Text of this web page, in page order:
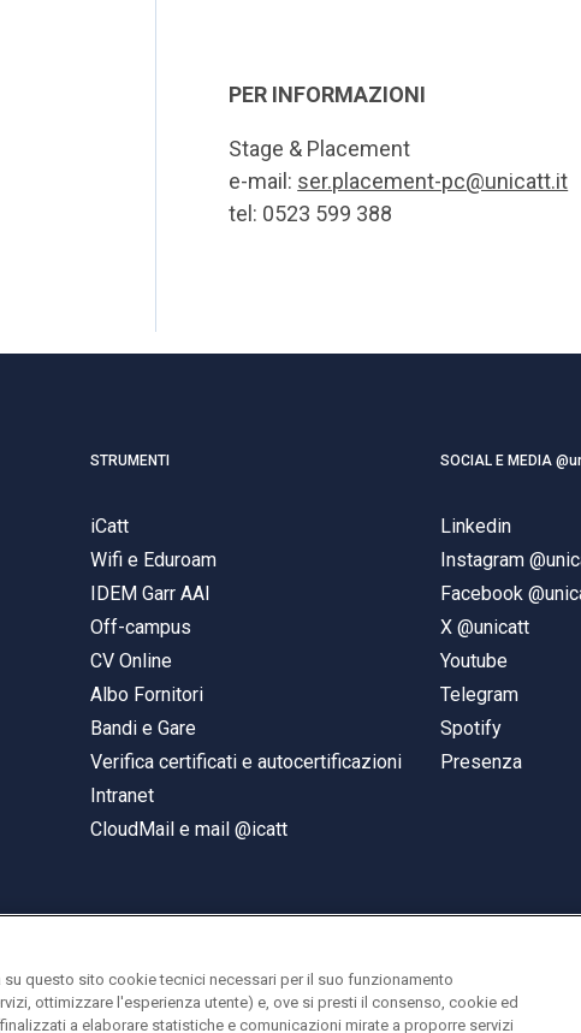
PER INFORMAZIONI
Stage & Placement
e-mail: ser.placement-pc@unicatt.it
tel: 0523 599 388
STRUMENTI
iCatt
Wifi e Eduroam
IDEM Garr AAI
Off-campus
CV Online
Albo Fornitori
Bandi e Gare
Verifica certificati e autocertificazioni
Intranet
CloudMail e mail @icatt
SOCIAL E MEDIA
Linkedin
Instagram
Facebook
X @unicatt
Youtube
Telegram
Spotify
Presenza
su questo sito cookie tecnici necessari per il suo funzionamento
ottimizzare l'esperienza utente) e, ove si presti il consenso, cookie ed
a elaborare statistiche e comunicazioni mirate a proporre servizi